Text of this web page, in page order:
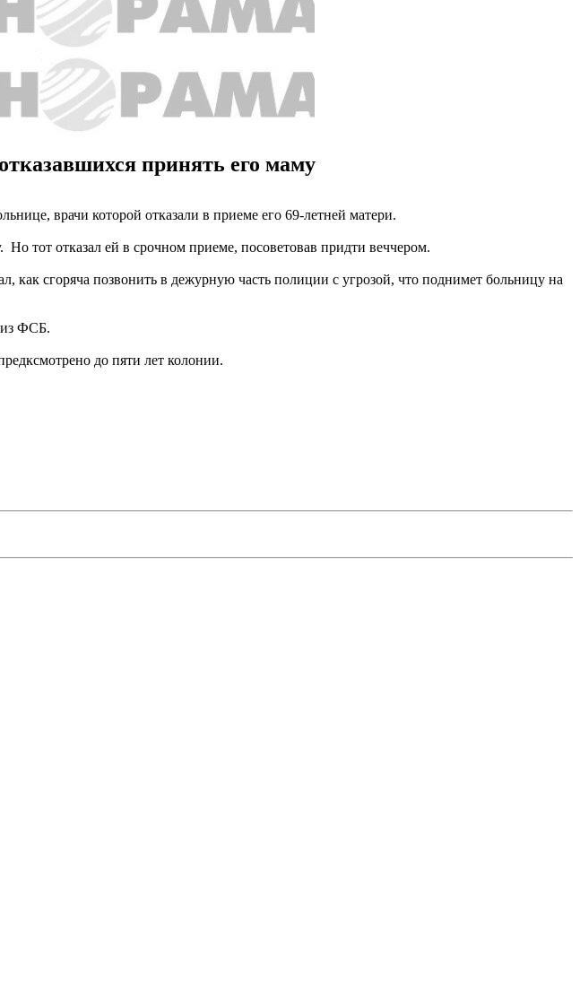
принять его маму
врачи которой отказали в приеме его 69-летней матери.
тот отказал ей в срочном приеме, посоветовав придти веччером.
сгоряча позвонить в дежурную часть полиции с угрозой, что поднимет больницу на
из ФСБ.
до пяти лет колонии.